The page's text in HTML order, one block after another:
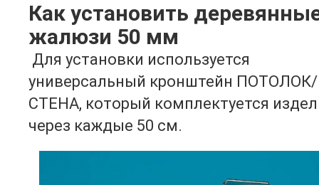
Как установить
жалюзи 50 мм
Для установки используется
универсальный кронштейн ПОТОЛОК/
СТЕНА, который комплектуется
через каждые 50 см.